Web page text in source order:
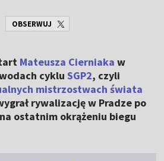
OBSERWUJ
Mateusza Cierniaka w
cykluSGP2, czyli
mistrzostwach świata
rywalizację w Pradze po
ostatnim okrążeniu biegu